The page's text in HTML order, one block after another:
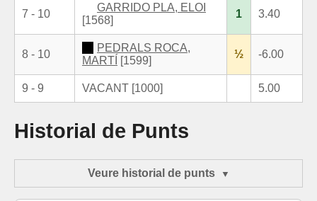
7 - 10
GARRIDO PLA, ELOI
[1568]
1 3.40
8 - 10
PEDRALS ROCA,
MARTÍ [1599]
½ -6.00
9 - 9 VACANT [1000] 5.00
Historial de Punts
Veure historial de punts